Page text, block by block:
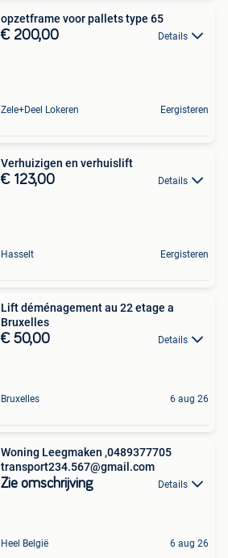
opzetframe voor pallets type 65
€ 200,00 Details
Zele+Deel Lokeren Eergisteren
Verhuizigen en verhuislift
€ 123,00 Details
Hasselt Eergisteren
Lift déménagement au 22 etage a
Bruxelles
€ 50,00 Details
Bruxelles 6 aug 26
Woning Leegmaken ,0489377705
transport234.567@gmail.com
Zie omschrijving Details
Heel België 6 aug 26